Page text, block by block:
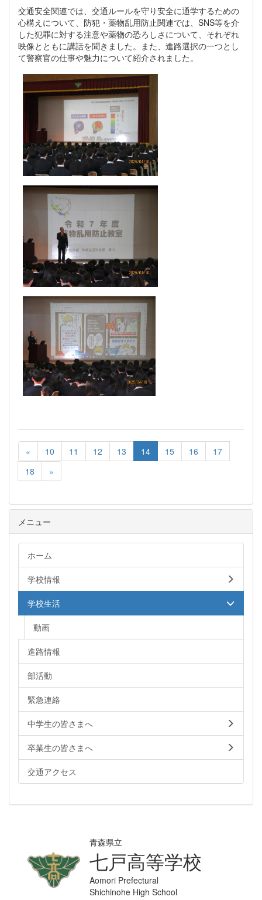
交通安全関連では、交通ルールを守り安全に通学するための
心構えについて、防犯・薬物乱用防止関連では、SNS等を介
した犯罪に対する注意や薬物の恐ろしさについて、それぞれ
映像とともに講話を聞きました。また、進路選択の一つとし
て警察官の仕事や魅力について紹介されました。
« 10 11 12 13 14 15 16
17
18
»
メニュー
ホーム
学校情報
学校生活
動画
進路情報
部活動
緊急連絡
中学生の皆さまへ
卒業生の皆さまへ
交通アクセス
青森県立
七戸高等学校
Aomori Prefectural
Shichinohe High School